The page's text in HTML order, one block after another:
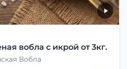
вобла с икрой от 3кг.
Вобла